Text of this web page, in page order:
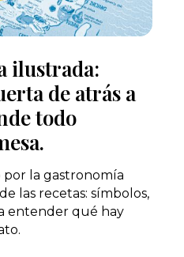
ilustrada:
de atrás a
todo
la gastronomía
las recetas: símbolos,
entender qué hay